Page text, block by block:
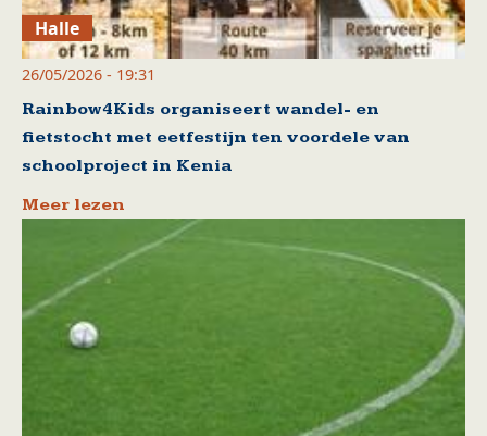
Halle
26/05/2026 - 19:31
Rainbow4Kids organiseert wandel- en
fietstocht met eetfestijn ten voordele van
schoolproject in Kenia
Meer lezen